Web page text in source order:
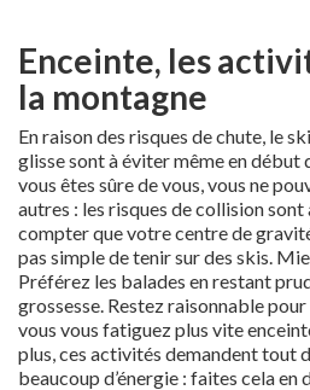
Enceinte, les
la montagne
En raison des risques de chute, le
glisse sont à éviter même en début
vous êtes sûre de vous, vous ne
autres : les risques de collision sont
compter que votre centre de
pas simple de tenir sur des skis.
Préférez les balades en restant
grossesse. Restez raisonnable
vous vous fatiguez plus vite
plus, ces activités demandent tout
beaucoup d’énergie : faites cela en